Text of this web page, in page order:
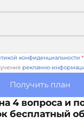
конфиденциальности *
рекламно-
Получить план
4 вопроса и
бесплатный